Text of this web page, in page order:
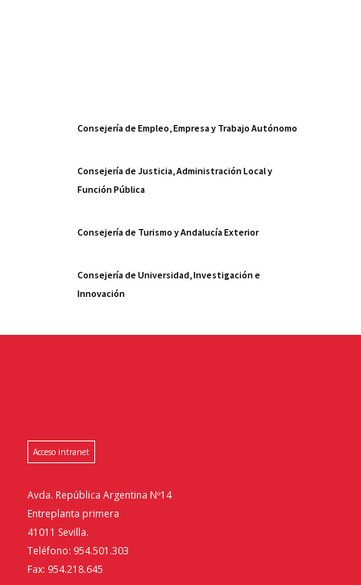
Consejería de Empleo, Empresa y Trabajo Autónomo
Consejería de Justicia, Administración Local y
Función Pública
Consejería de Turismo y Andalucía Exterior
Consejería de Universidad, Investigación e
Innovación
Acceso intranet
Avda. República Argentina Nº14
Entreplanta primera
41011 Sevilla.
Teléfono: 954.501.303
Fax: 954.218.645